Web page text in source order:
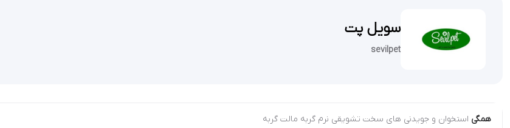
سویل پت
sevilpet
همگی استخوان و جویدنی های سخت تشويقى نرم گربه مالت گربه